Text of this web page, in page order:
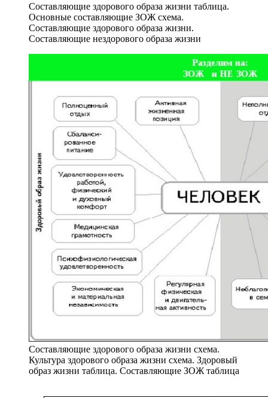
Составляющие здорового образа жизни таблица.
Основные составляющие ЗОЖ схема.
Составляющие здорового образа жизни.
Составляющие нездорового образа жизни
Составляющие здорового образа жизни схема.
Культура здорового образа жизни схема. Здоровый
образ жизни таблица. Составляющие ЗОЖ таблица